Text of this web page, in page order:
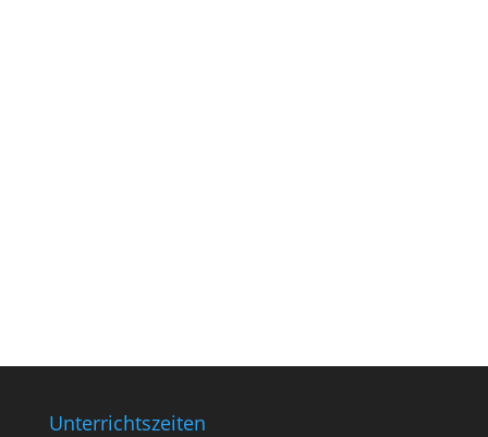
Unterrichtszeiten